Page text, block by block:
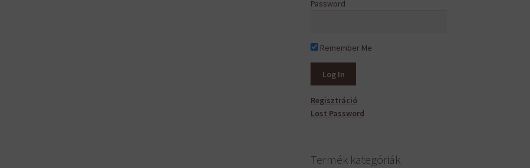
Password
Remember Me
Regisztráció
Lost Password
Termék kategóriák